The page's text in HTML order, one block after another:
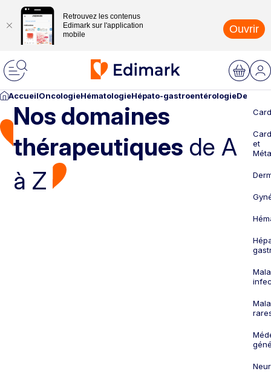
Retrouvez les contenus
Edimark sur l'application
mobile
Ouvrir
AccueilOncologieHématologieHépato-gastroentérologie
Nos domaines
thérapeutiques de A
à Z
et